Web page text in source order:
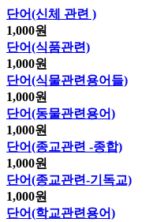
단어(신체 관련 )
1,000원
단어(식품관련)
1,000원
단어(식물관련용어들)
1,000원
단어(동물관련용어)
1,000원
단어(종교관련 -종합)
1,000원
단어(종교관련-기독교)
1,000원
단어(학교관련용어)